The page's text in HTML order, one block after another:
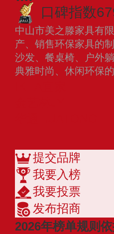
口碑指数
中山市美之滕家具有
产、销售环保家具的
沙发、餐桌椅、户外
典雅时尚、休闲环保
提交品牌
我要入榜
我要投票
发布招商
2026年榜单规则依